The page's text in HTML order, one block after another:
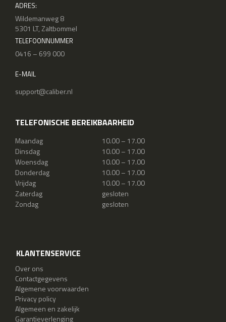
ADRES:
Wildemanweg 8
5301 LT, Zaltbommel
TELEFOONNUMMER
0416 – 699 000
E-MAIL
support@caliber.nl
TELEFONISCHE BEREIKBAARHEID
Maandag
10.00 – 17.00
Dinsdag
10.00 – 17.00
Woensdag
10.00 – 17.00
Donderdag
10.00 – 17.00
Vrijdag
10.00 – 17.00
Zaterdag
gesloten
Zondag
gesloten
KLANTENSERVICE
Over ons
Contactgegevens
Algemene voorwaarden
Privacy policy
Algemeen en zakelijk
Garantieverlenging